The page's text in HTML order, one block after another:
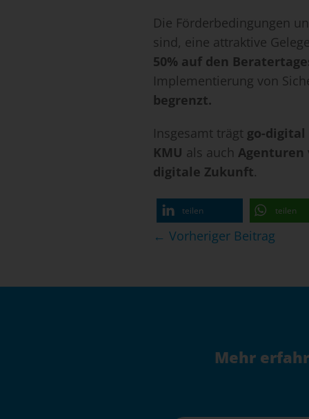
Die Förderbedingungen
sind, eine attraktive
50% auf den
Implementierung von
begrenzt.
Insgesamt trägt go-digital
KMU als auch Agenturen
digitale Zukunft.
teilen teilen
Beitragsnavigation
← Vorheriger Beitrag
Mehr